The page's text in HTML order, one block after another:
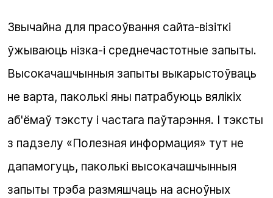
Звычайна для прасоўвання сайта-візіткі
ўжываюць нізка-і среднечастотные запыты.
Высокачашчынныя запыты выкарыстоўваць
не варта, паколькі яны патрабуюць вялікіх
аб'ёмаў тэксту і частага паўтарэння. І тэксты
з падзелу «Полезная информация» тут не
дапамогуць, паколькі высокачашчынныя
запыты трэба размяшчаць на асноўных